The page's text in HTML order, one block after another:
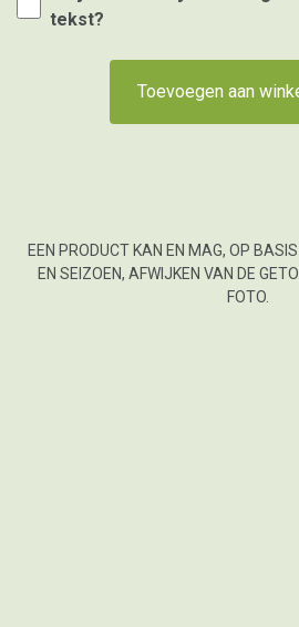
tekst?
Toevoegen aan
EEN PRODUCT KAN EN MAG, OP
EN SEIZOEN, AFWIJKEN VAN DE
FOTO.